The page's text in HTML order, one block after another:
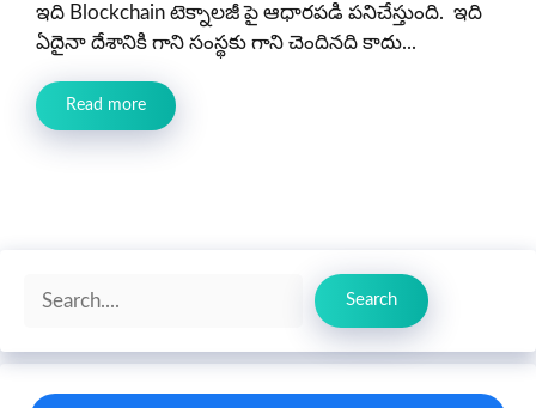
ఇది Blockchain టెక్నాలజీ పై ఆధారపడి పనిచేస్తుంది. ఇది
ఏదైనా దేశానికి గాని సంస్థకు గాని చెందినది కాదు...
Read more
Search
Search